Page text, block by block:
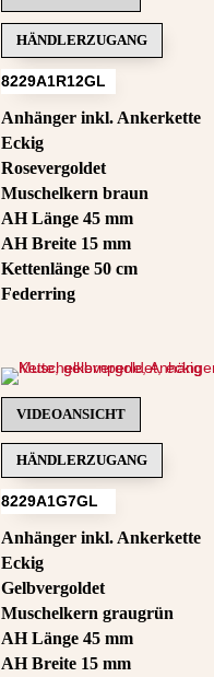
HÄNDLERZUGANG
8229A1R12GL
Anhänger inkl. Ankerkette
Eckig
Rosevergoldet
Muschelkern braun
AH Länge 45 mm
AH Breite 15 mm
Kettenlänge 50 cm
Federring
VIDEOANSICHT
HÄNDLERZUGANG
8229A1G7GL
Anhänger inkl. Ankerkette
Eckig
Gelbvergoldet
Muschelkern graugrün
AH Länge 45 mm
AH Breite 15 mm